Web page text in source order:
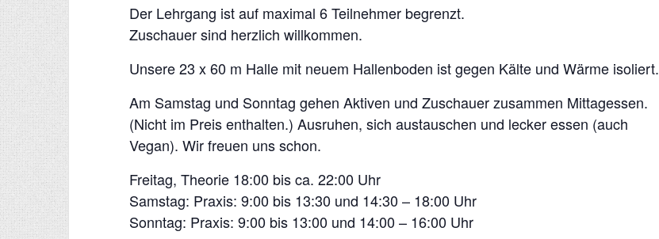
Der Lehrgang ist auf maximal 6 Teilnehmer begrenzt.
Zuschauer sind herzlich willkommen.
Unsere 23 x 60 m Halle mit neuem Hallenboden ist gegen Kälte und Wärme isoliert.
Am Samstag und Sonntag gehen Aktiven und Zuschauer zusammen Mittagessen.
(Nicht im Preis enthalten.) Ausruhen, sich austauschen und lecker essen (auch
Vegan). Wir freuen uns schon.
Freitag, Theorie 18:00 bis ca. 22:00 Uhr
Samstag: Praxis: 9:00 bis 13:30 und 14:30 – 18:00 Uhr
Sonntag: Praxis: 9:00 bis 13:00 und 14:00 – 16:00 Uhr